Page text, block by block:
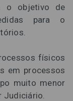
o objetivo de
para o
físicos
em processos
muito menor